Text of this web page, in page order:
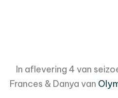
In aflevering 4 van
Frances & Danya van